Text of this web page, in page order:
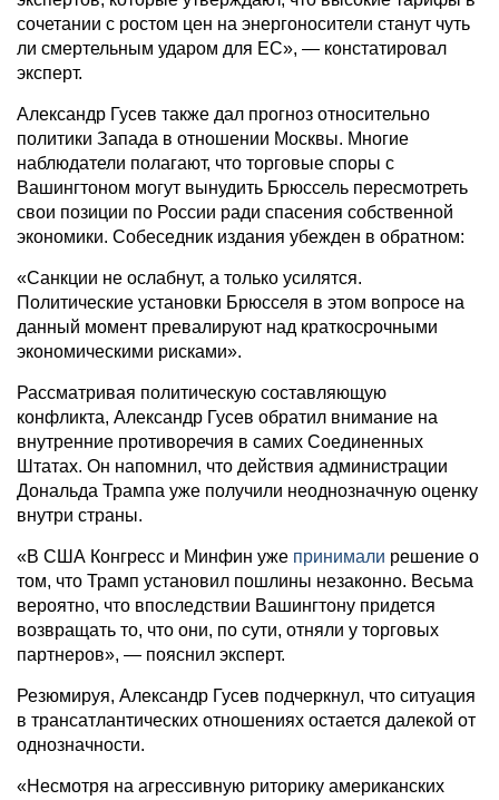
сочетании с ростом цен на энергоносители станут чуть
ли смертельным ударом для ЕС», — констатировал
эксперт.
Александр Гусев также дал прогноз относительно
политики Запада в отношении Москвы. Многие
наблюдатели полагают, что торговые споры с
Вашингтоном могут вынудить Брюссель пересмотреть
свои позиции по России ради спасения собственной
экономики. Собеседник издания убежден в обратном:
«Санкции не ослабнут, а только усилятся.
Политические установки Брюсселя в этом вопросе на
данный момент превалируют над краткосрочными
экономическими рисками».
Рассматривая политическую составляющую
конфликта, Александр Гусев обратил внимание на
внутренние противоречия в самих Соединенных
Штатах. Он напомнил, что действия администрации
Дональда Трампа уже получили неоднозначную оценку
внутри страны.
«В США Конгресс и Минфин уже принимали решение о
том, что Трамп установил пошлины незаконно. Весьма
вероятно, что впоследствии Вашингтону придется
возвращать то, что они, по сути, отняли у торговых
партнеров», — пояснил эксперт.
Резюмируя, Александр Гусев подчеркнул, что ситуация
в трансатлантических отношениях остается далекой от
однозначности.
«Несмотря на агрессивную риторику американских